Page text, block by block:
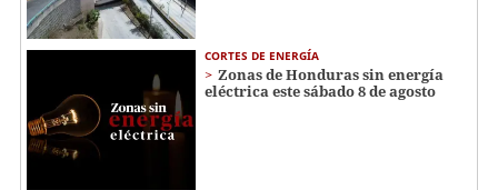
CORTES DE ENERGÍA
Zonas de Honduras sin energía
eléctrica este sábado 8 de agosto